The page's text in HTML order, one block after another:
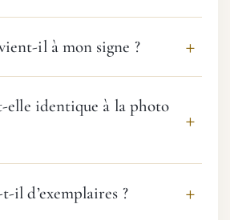
il à mon signe ?
elle identique à la photo
il d’exemplaires ?